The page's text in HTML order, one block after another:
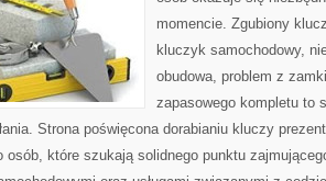
momencie. Zgubiony
kluczyk samochodowy,
obudowa, problem z
zapasowego kompletu to
Strona poświęcona dorabianiu kluczy
osób, które szukają solidnego punktu